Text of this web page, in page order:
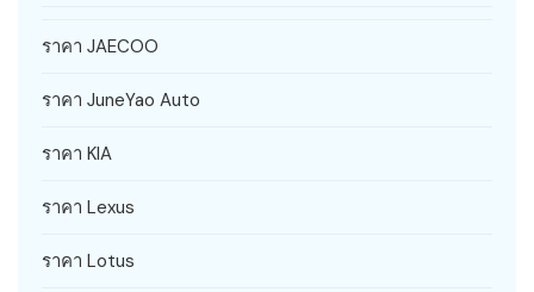
ราคา JAECOO
ราคา JuneYao Auto
ราคา KIA
ราคา Lexus
ราคา Lotus